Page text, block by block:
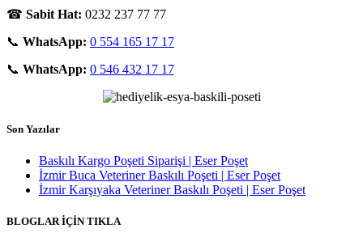
☎ Sabit Hat: 0232 237 77 77
📞 WhatsApp: 0 554 165 17 17
📞 WhatsApp: 0 546 432 17 17
Son Yazılar
Baskılı Kargo Poşeti Siparişi | Eser Poşet
İzmir Buca Veteriner Baskılı Poşeti | Eser Poşet
İzmir Karşıyaka Veteriner Baskılı Poşeti | Eser Poşet
BLOGLAR İÇİN TIKLA